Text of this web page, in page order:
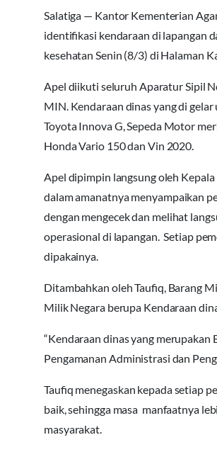
Salatiga — Kantor Kementerian
identifikasi kendaraan di lapangan
kesehatan Senin (8/3) di Halaman
Apel diikuti seluruh Aparatur Sipil
MIN. Kendaraan dinas yang di
Toyota Innova G, Sepeda Motor
Honda Vario 150 dan Vin 2020.
Apel dipimpin langsung oleh
dalam amanatnya menyampaikan
dengan mengecek dan melihat
operasional di lapangan. Setiap
dipakainya.
Ditambahkan oleh Taufiq, Barang
Milik Negara berupa Kendaraan
“Kendaraan dinas yang
Pengamanan Administrasi dan
Taufiq menegaskan kepada setiap
baik, sehingga masa manfaatnya
masyarakat.